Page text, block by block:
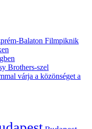
Balaton Filmpiknik
Brothers-szel
várja a közönséget a